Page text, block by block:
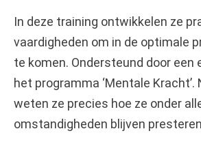
In deze training ontwikkelen ze
vaardigheden om in de optimale
te komen. Ondersteund door een
het programma ‘Mentale Kracht’.
weten ze precies hoe ze onder
omstandigheden blijven